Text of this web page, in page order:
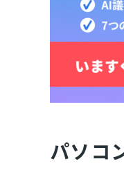
パソコ